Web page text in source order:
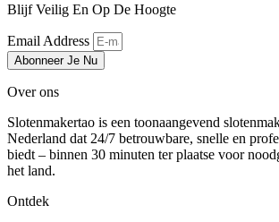
Blijf Veilig En Op De Hoogte
Email Address
Abonneer Je Nu
Over ons
Slotenmakertao is een toonaangevend
Nederland dat 24/7 betrouwbare, snelle en
biedt – binnen 30 minuten ter plaatse voor
het land.
Ontdek